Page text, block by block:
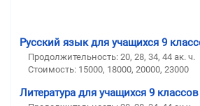
Русский язык для учащихся 9
Продолжительность: 20, 28, 34, 44 ак. ч.
Стоимость: 15000, 18000, 20000, 23000
Литература для учащихся 9 классов